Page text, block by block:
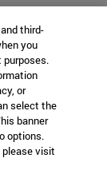
third-
you
purposes.
or
select the
banner
options.
please visit